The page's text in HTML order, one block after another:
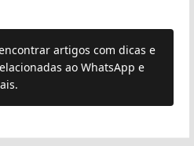
artigos com dicas e
ao WhatsApp e